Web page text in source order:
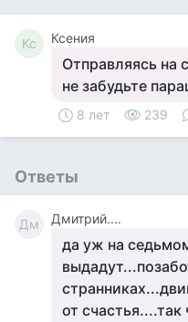
Кс Ксения
Отправляясь на
не забудьте
8 лет 239
Ответы
Дм Дмитрий....
да уж на
от